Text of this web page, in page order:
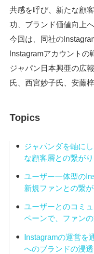
共感を呼び、新たな顧
功、ブランド価値向上
今回は、同社の
Instagramアカウント
ジャパン日本興亜の広
氏、西宮妙子氏、安藤
Topics
ジャパンダを軸に
な顧客層との繋が
ユーザー一体型の
新規ファンとの繋
ユーザーとのコミ
ペーンで、ファン
Instagramの運営を
へのブランドの浸透